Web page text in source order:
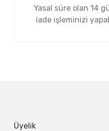
Yasal süre olan 14
iade işleminizi
Üyelik